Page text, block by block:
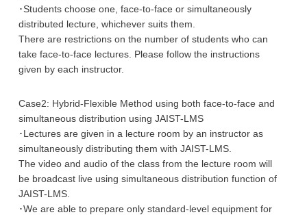
･Students choose one, face-to-face or simultaneously
distributed lecture, whichever suits them.
There are restrictions on the number of students who can
take face-to-face lectures. Please follow the instructions
given by each instructor.
Case2: Hybrid-Flexible Method using both face-to-face and
simultaneous distribution using JAIST-LMS
･Lectures are given in a lecture room by an instructor as
simultaneously distributing them with JAIST-LMS.
The video and audio of the class from the lecture room will
be broadcast live using simultaneous distribution function of
JAIST-LMS.
･We are able to prepare only standard-level equipment for